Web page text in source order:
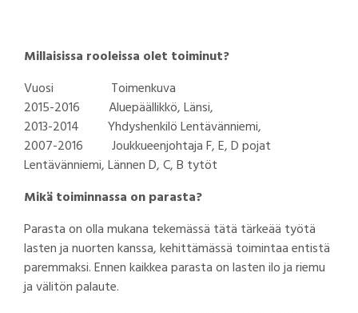
Millaisissa rooleissa olet toiminut?
Vuosi Toimenkuva
2015-2016 Aluepäällikkö, Länsi,
2013-2014 Yhdyshenkilö Lentävänniemi,
2007-2016 Joukkueenjohtaja F, E, D pojat
Lentävänniemi, Lännen D, C, B tytöt
Mikä toiminnassa on parasta?
Parasta on olla mukana tekemässä tätä tärkeää työtä
lasten ja nuorten kanssa, kehittämässä toimintaa entistä
paremmaksi. Ennen kaikkea parasta on lasten ilo ja riemu
ja välitön palaute.